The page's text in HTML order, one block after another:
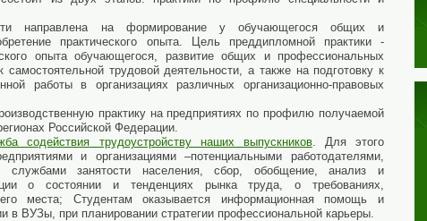
направлена на формирование у обучающегося общих и
практического опыта. Цель преддипломной практики -
опыта обучающегося, развитие общих и профессиональных
самостоятельной трудовой деятельности, а также на подготовку к
работы в организациях различных организационно-правовых
практику на предприятиях по профилю получаемой
Российской Федерации.
содействия трудоустройству наших выпускников. Для этого
и организациями –потенциальными работодателями,
службами занятости населения, сбор, обобщение, анализ и
о состоянии и тенденциях рынка труда, о требованиях,
места; Студентам оказывается информационная помощь и
в ВУЗы, при планировании стратегии профессиональной карьеры.